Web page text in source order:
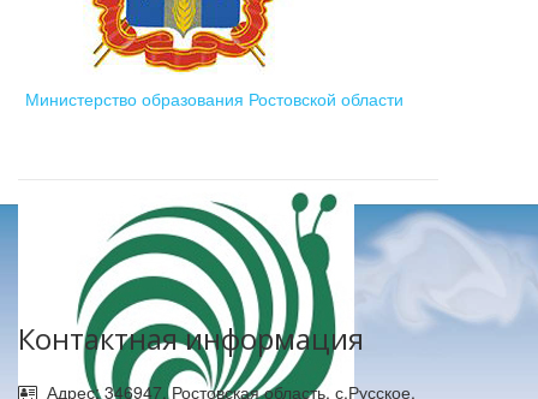
Министерство образования Ростовской области
Контактная информация
Адрес: 346947, Ростовская область, с.Русское,